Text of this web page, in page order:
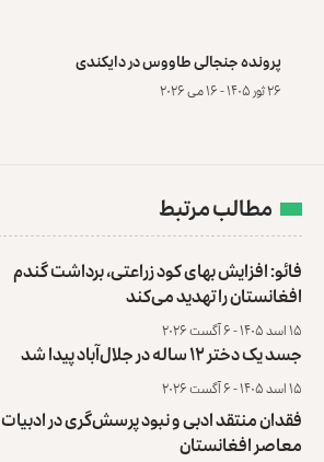
پرونده‌ جنجالی طاووس در دایکندی
۲۶ ثور ۱۴۰۵ - ۱۶ می ۲۰۲۶
مطالب مرتبط
فائو: افزایش بهای کود زراعتی، برداشت گندم
افغانستان را تهدید می‌کند
۱۵ اسد ۱۴۰۵ - ۶ آگست ۲۰۲۶
جسد یک دختر ۱۲ ساله در جلال‌آباد پیدا شد
۱۵ اسد ۱۴۰۵ - ۶ آگست ۲۰۲۶
فقدان منتقد ادبی و نبود پرسش‌گری در ادبیات
معاصر افغانستان